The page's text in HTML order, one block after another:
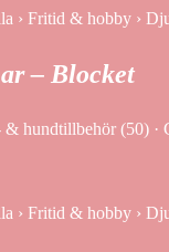
› Fritid & hobby ›
– Blocket
hundtillbehör (50) ·
› Fritid & hobby ›